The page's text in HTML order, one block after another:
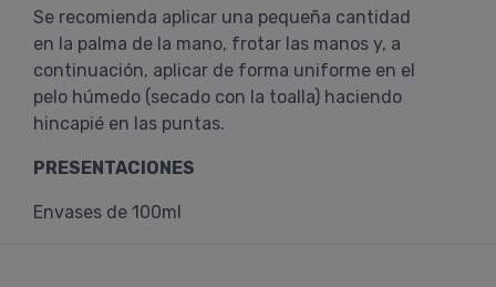
Se recomienda aplicar una pequeña cantidad
en la palma de la mano, frotar las manos y, a
continuación, aplicar de forma uniforme en el
pelo húmedo (secado con la toalla) haciendo
hincapié en las puntas.
PRESENTACIONES
Envases de 100ml